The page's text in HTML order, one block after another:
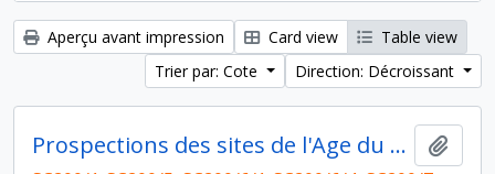
Aperçu avant impression Card view
Table view
Trier par: Cote
Direction: Décroissant
Prospections des sites de l'Age du Bronze au Yémen